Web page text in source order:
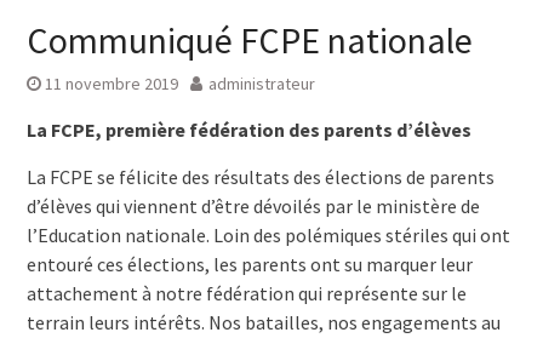
Communiqué FCPE nationale
11 novembre 2019 administrateur
La FCPE, première fédération des parents d’élèves
La FCPE se félicite des résultats des élections de parents
d’élèves qui viennent d’être dévoilés par le ministère de
l’Education nationale. Loin des polémiques stériles qui ont
entouré ces élections, les parents ont su marquer leur
attachement à notre fédération qui représente sur le
terrain leurs intérêts. Nos batailles, nos engagements au